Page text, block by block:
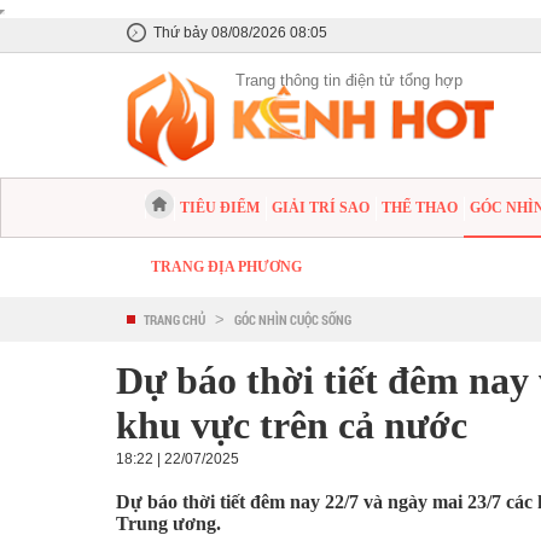
Thứ bảy 08/08/2026 08:05
Trang thông tin điện tử tổng hợp
TIÊU ĐIỂM GIẢI TRÍ SAO THỂ THAO GÓC
TRANG ĐỊA PHƯƠNG
TRANG CHỦ > GÓC NHÌN CUỘC SỐNG
Dự báo thời tiết đêm nay
khu vực trên cả nước
18:22 | 22/07/2025
Dự báo thời tiết đêm nay 22/7 và ngày mai 23/7
Trung ương.